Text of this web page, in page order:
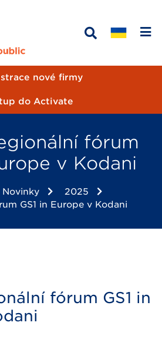
nové firmy
do Activate
fórum
v Kodani
Novinky
2025
GS1 in Europe v Kodani
fórum GS1 in